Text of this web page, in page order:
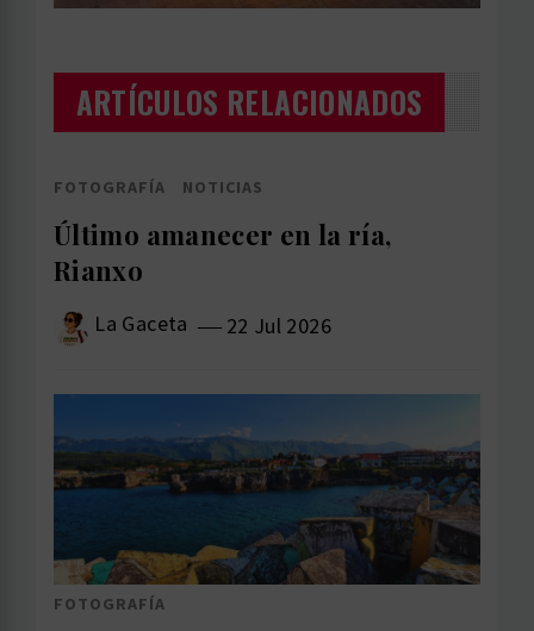
ARTÍCULOS RELACIONADOS
FOTOGRAFÍA NOTICIAS
Último amanecer en la ría,
Rianxo
La Gaceta 22 Jul 2026
FOTOGRAFÍA